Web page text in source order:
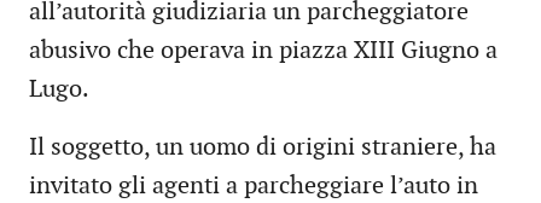
all’autorità giudiziaria un parcheggiatore
abusivo che operava in piazza XIII Giugno a
Lugo.
Il soggetto, un uomo di origini straniere, ha
invitato gli agenti a parcheggiare l’auto in